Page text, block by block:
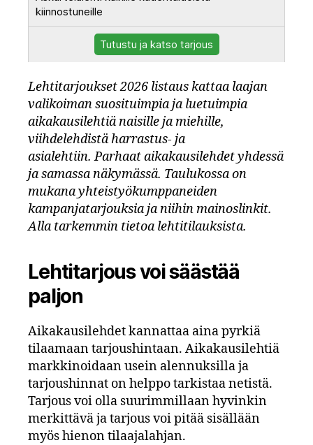
kiinnostuneille
Tutustu ja katso tarjous
Lehtitarjoukset 2026 listaus kattaa laajan
valikoiman suosituimpia ja luetuimpia
aikakausilehtiä naisille ja miehille,
viihdelehdistä harrastus- ja
asialehtiin. Parhaat aikakausilehdet yhdessä
ja samassa näkymässä. Taulukossa on
mukana yhteistyökumppaneiden
kampanjatarjouksia ja niihin mainoslinkit.
Alla tarkemmin tietoa lehtitilauksista.
Lehtitarjous voi säästää
paljon
Aikakausilehdet kannattaa aina pyrkiä
tilaamaan tarjoushintaan. Aikakausilehtiä
markkinoidaan usein alennuksilla ja
tarjoushinnat on helppo tarkistaa netistä.
Tarjous voi olla suurimmillaan hyvinkin
merkittävä ja tarjous voi pitää sisällään
myös hienon tilaajalahjan.